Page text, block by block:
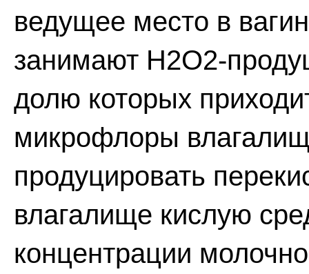
ведущее место в
занимают Н2О2-
долю которых
микрофлоры
продуцировать
влагалище кислую
концентрации